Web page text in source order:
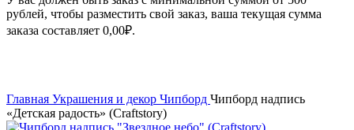
рублей, чтобы разместить свой заказ, ваша текущая сумма
заказа составляет 0,00₽.
Главная Украшения и декор Чипборд Чипборд надпись
«Детская радость» (Craftstory)